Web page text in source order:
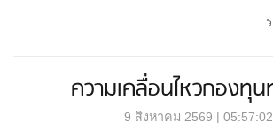
ความเคลื่อนไหวกองทุ
9 สิงหาคม 2569 | 05:57:02